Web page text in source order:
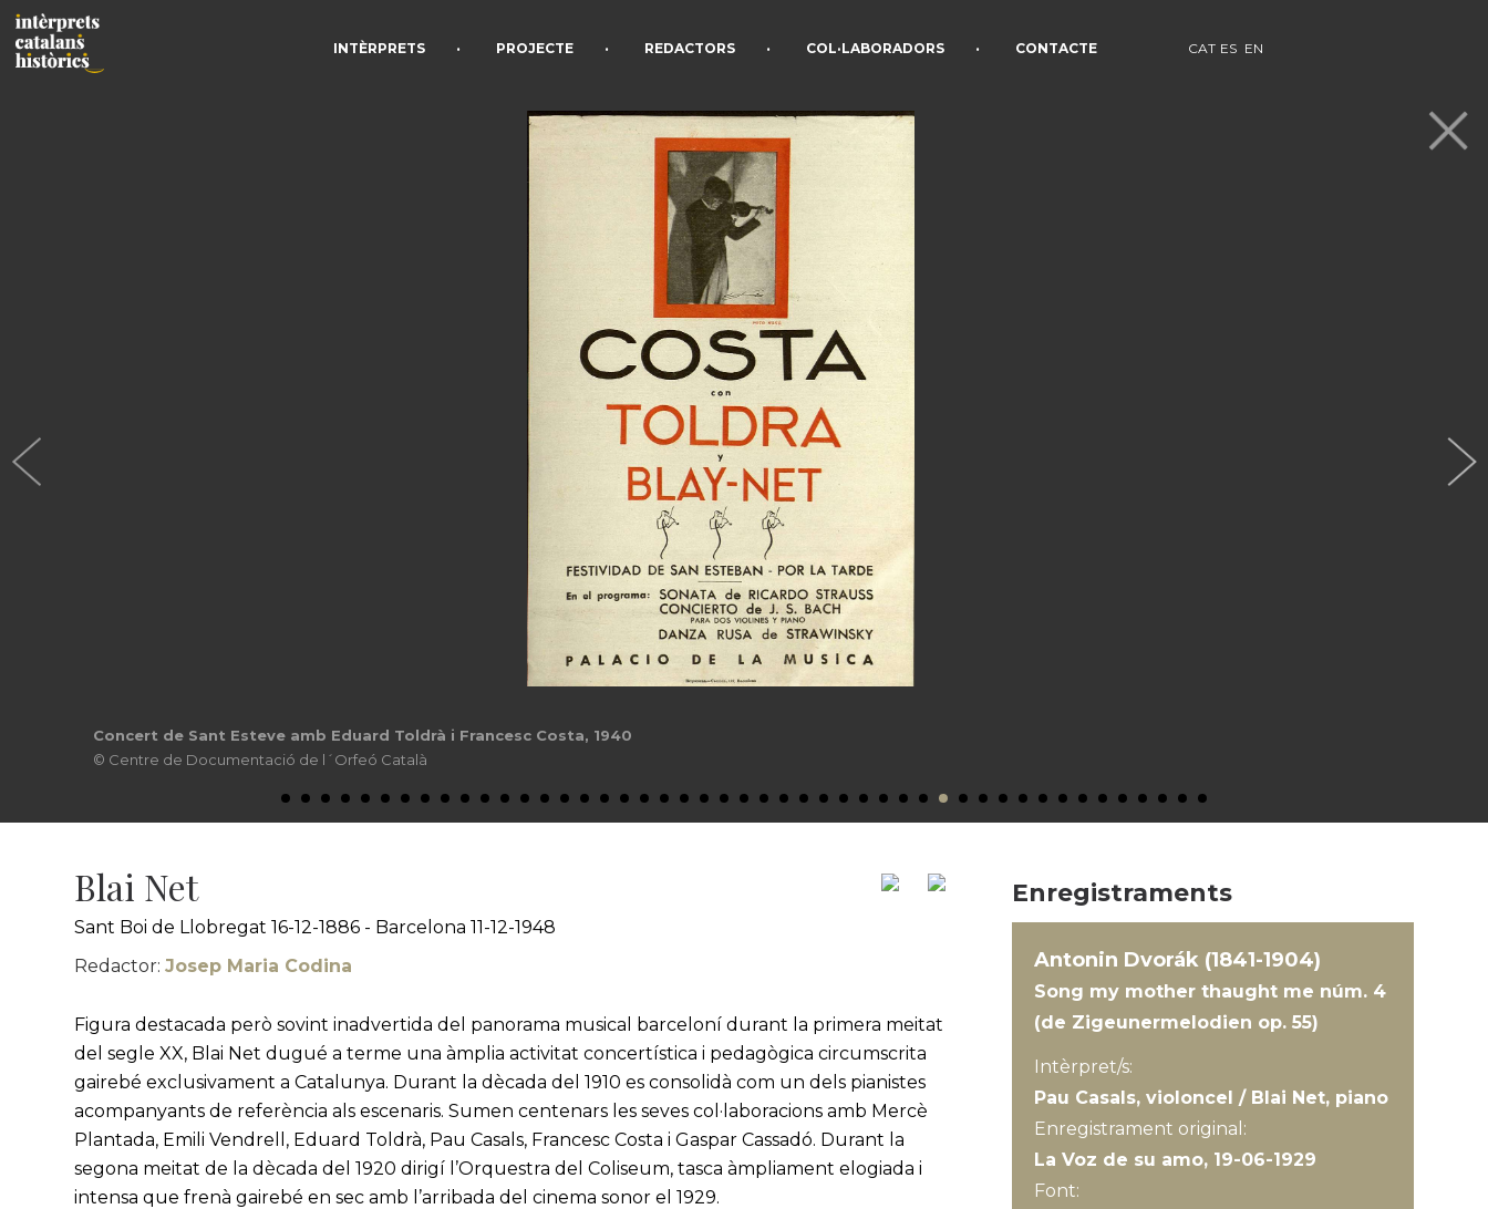
INTÈRPRETS • PROJECTE • REDACTORS • COL·LABORADORS • CONTACTE CAT ES EN
Concert de Sant Esteve amb Eduard Toldrà i Francesc Costa, 1940
© Centre de Documentació de l´Orfeó Català
Blai Net
Sant Boi de Llobregat 16-12-1886 - Barcelona 11-12-1948
Redactor:Josep Maria Codina
Figura destacada però sovint inadvertida del panorama musical barceloní durant la primera meitat
del segle XX, Blai Net dugué a terme una àmplia activitat concertística i pedagògica circumscrita
gairebé exclusivament a Catalunya. Durant la dècada del 1910 es consolidà com un dels pianistes
acompanyants de referència als escenaris. Sumen centenars les seves col·laboracions amb Mercè
Plantada, Emili Vendrell, Eduard Toldrà, Pau Casals, Francesc Costa i Gaspar Cassadó. Durant la
segona meitat de la dècada del 1920 dirigí l’Orquestra del Coliseum, tasca àmpliament elogiada i
intensa que frenà gairebé en sec amb l’arribada del cinema sonor el 1929.
Enregistraments
Antonin Dvorák (1841-1904)
Song my mother thaught me núm. 4
(de Zigeunermelodien op. 55)
Intèrpret/s:
Pau Casals, violoncel / Blai Net, piano
Enregistrament original:
La Voz de su amo, 19-06-1929
Font: